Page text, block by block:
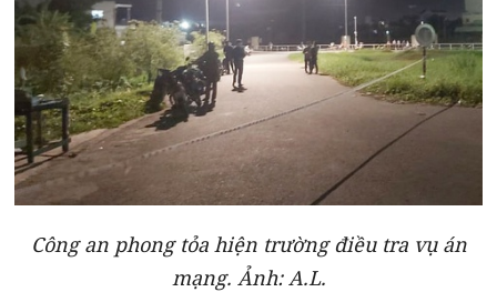
Công an phong tỏa hiện trường điều tra vụ án
mạng. Ảnh: A.L.